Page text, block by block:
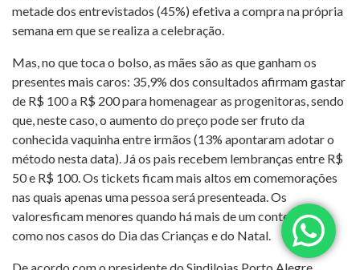
metade dos entrevistados (45%) efetiva a compra na própria
semana em que se realiza a celebração.
Mas, no que toca o bolso, as mães são as que ganham os
presentes mais caros: 35,9% dos consultados afirmam gastar
de R$ 100 a R$ 200 para homenagear as progenitoras, sendo
que, neste caso, o aumento do preço pode ser fruto da
conhecida vaquinha entre irmãos (13% apontaram adotar o
método nesta data). Já os pais recebem lembranças entre R$
50 e R$ 100. Os tickets ficam mais altos em comemorações
nas quais apenas uma pessoa será presenteada. Os
valoresficam menores quando há mais de um contemplado,
como nos casos do Dia das Crianças e do Natal.